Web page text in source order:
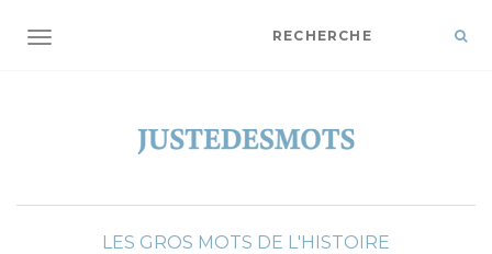
OUVRIR/FERMER LA NAVIGATION
LES GROS MOTS DE L'HISTOIRE